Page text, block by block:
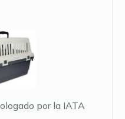
por la IATA